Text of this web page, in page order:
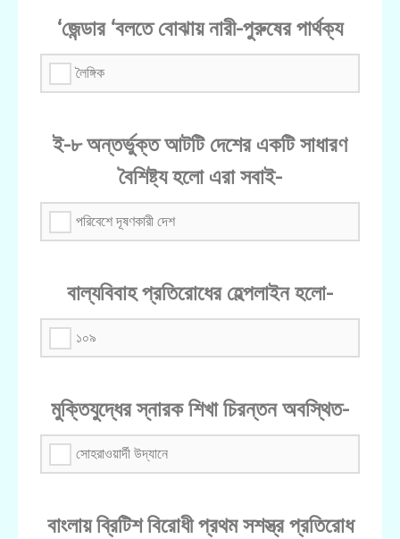
‘জেন্ডার ‘বলতে বোঝায় নারী-পুরুষের পার্থক্য
লৈঙ্গিক
ই-৮ অন্তর্ভুক্ত আটটি দেশের একটি সাধারণ
বৈশিষ্ট্য হলো এরা সবাই-
পরিবেশে দূষণকারী দেশ
বাল্যবিবাহ প্রতিরোধের হেল্পলাইন হলো-
১০৯
মুক্তিযুদ্ধের স্নারক শিখা চিরন্তন অবস্থিত-
সোহরাওয়ার্দী উদ্যানে
বাংলায় ব্রিটিশ বিরোধী প্রথম সশস্ত্র প্রতিরোধ